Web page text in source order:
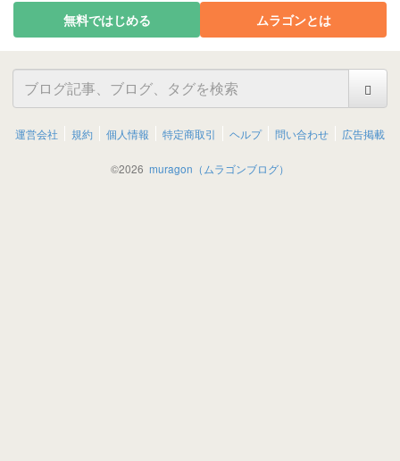
無料ではじめる ムラゴンとは
運営会社 規約 個人情報 特定商取引 ヘルプ 問い合わせ 広告掲載
©2026 muragon（ムラゴンブログ）